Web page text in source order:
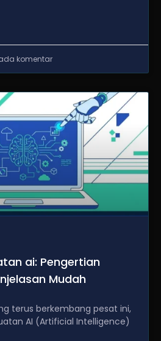
komentar
ai: Pengertian
Mudah
terus berkembang pesat ini,
AI (Artificial Intelligence)